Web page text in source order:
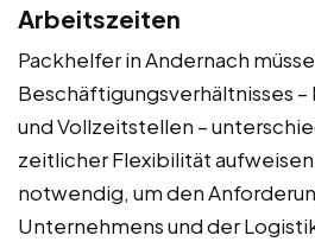
Arbeitszeiten
Packhelfer in Andernach
Beschäftigungsverhältnisses
und Vollzeitstellen –
zeitlicher Flexibilität
notwendig, um den
Unternehmens und der